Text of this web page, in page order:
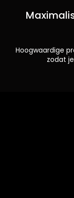
Hoogwaardige
zodat